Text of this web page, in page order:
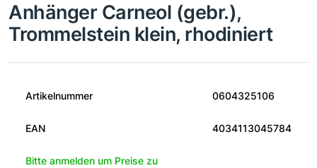
Anhänger Carneol (gebr.),
Trommelstein klein, rhodiniert
Artikelnummer 0604325106
EAN 4034113045784
Bitte anmelden um Preise zu